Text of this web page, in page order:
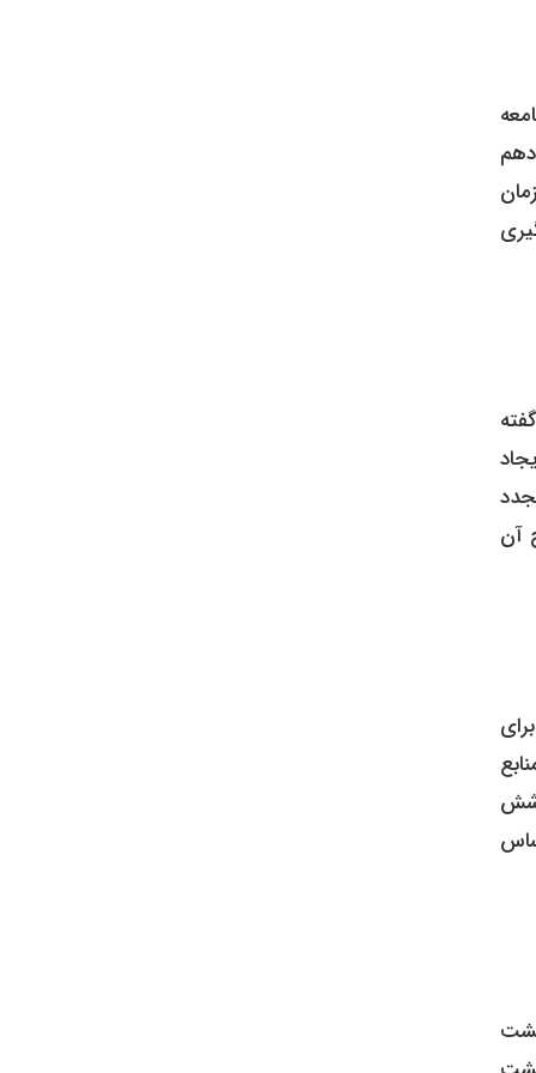
مختلف جامعه
آن
تخصیص منابع می‌شود. در عین حال، طبق قانون بودجه ۱۴۰۴، منابع
است که بر اساس